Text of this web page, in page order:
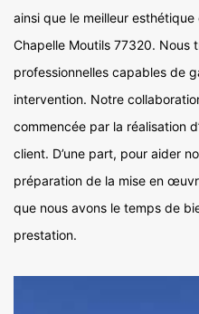
ainsi que le meilleur
Chapelle Moutils 77320. Nous
professionnelles capables de
intervention. Notre
commencée par la réalisation
client. D’une part, pour aider
préparation de la mise en
que nous avons le temps de
prestation.